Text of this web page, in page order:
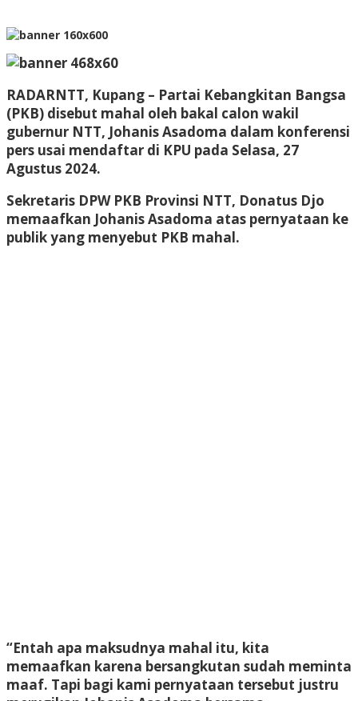
RADARNTT, Kupang – Partai Kebangkitan Bangsa
(PKB) disebut mahal oleh bakal calon wakil
gubernur NTT, Johanis Asadoma dalam konferensi
pers usai mendaftar di KPU pada Selasa, 27
Agustus 2024.
Sekretaris DPW PKB Provinsi NTT, Donatus Djo
memaafkan Johanis Asadoma atas pernyataan ke
publik yang menyebut PKB mahal.
“Entah apa maksudnya mahal itu, kita
memaafkan karena bersangkutan sudah meminta
maaf. Tapi bagi kami pernyataan tersebut justru